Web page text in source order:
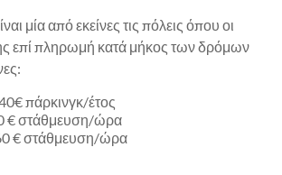
μία από εκείνες τις πόλεις όπου οι
επί πληρωμή κατά μήκος των δρόμων
πάρκινγκ/έτος
€ στάθμευση/ώρα
€ στάθμευση/ώρα